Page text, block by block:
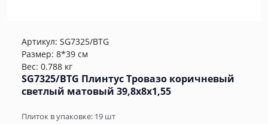
Артикул: SG7325/BTG
Размер: 8*39 см
Вес: 0.788 кг
SG7325/BTG Плинтус Тровазо коричневый
светлый матовый 39,8x8x1,55
Плиток в упаковке: 19 шт